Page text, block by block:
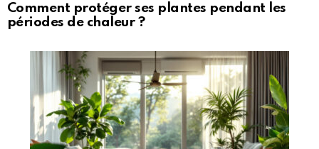
Comment protéger ses plantes pendant les
périodes de chaleur ?